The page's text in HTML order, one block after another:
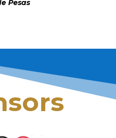
Pesas